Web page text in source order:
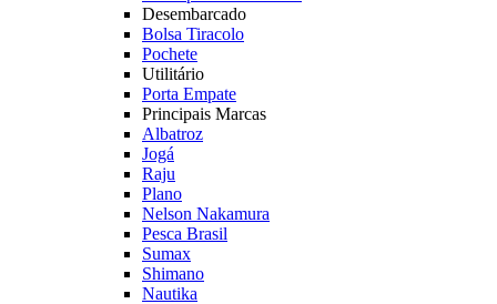
Desembarcado
Bolsa Tiracolo
Pochete
Utilitário
Porta Empate
Principais Marcas
Albatroz
Jogá
Raju
Plano
Nelson Nakamura
Pesca Brasil
Sumax
Shimano
Nautika